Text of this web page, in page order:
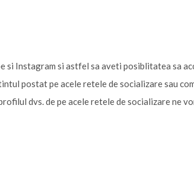
si Instagram si astfel sa aveti posiblitatea sa
postat pe acele retele de socializare sau
dvs. de pe acele retele de socializare ne